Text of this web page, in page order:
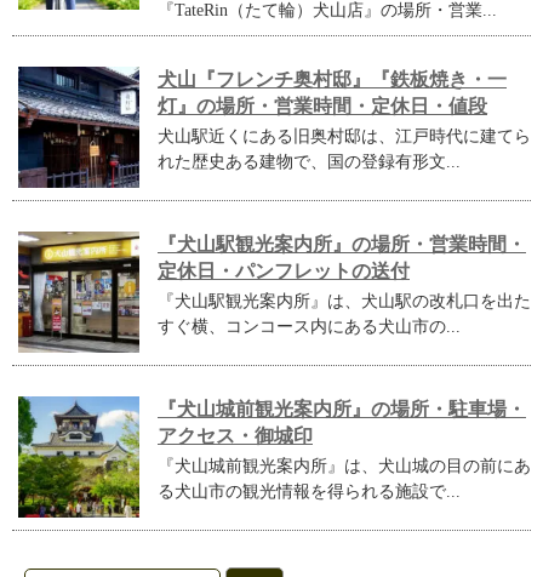
『TateRin（たて輪）犬山店』の場所・営業...
犬山『フレンチ奥村邸』『鉄板焼き・一
灯』の場所・営業時間・定休日・値段
犬山駅近くにある旧奥村邸は、江戸時代に建てら
れた歴史ある建物で、国の登録有形文...
『犬山駅観光案内所』の場所・営業時間・
定休日・パンフレットの送付
『犬山駅観光案内所』は、犬山駅の改札口を出た
すぐ横、コンコース内にある犬山市の...
『犬山城前観光案内所』の場所・駐車場・
アクセス・御城印
『犬山城前観光案内所』は、犬山城の目の前にあ
る犬山市の観光情報を得られる施設で...